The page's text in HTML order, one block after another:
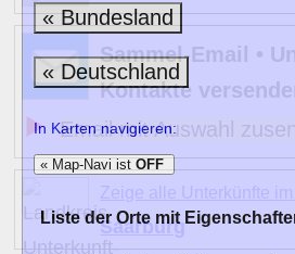
Sammel-Email •
Kontakte
Email mit Auswahl
Zeige alle Unterkünfte im
Saarburg
« Bundesland
« Deutschland
In Karten navigieren:
« Map-Navi ist OFF
Liste der Orte mit